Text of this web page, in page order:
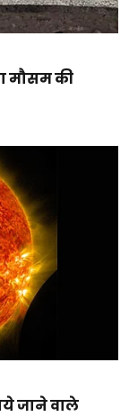
मौसम की
जाने वाले